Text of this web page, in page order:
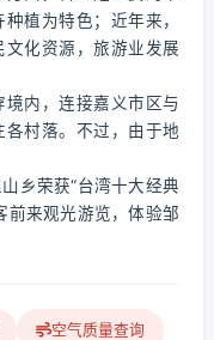
植为特色；近年来，
化资源，旅游业发展
内，连接嘉义市区与
村落。不过，由于地
乡荣获“台湾十大经典
前来观光游览，体验邹
空气质量查询